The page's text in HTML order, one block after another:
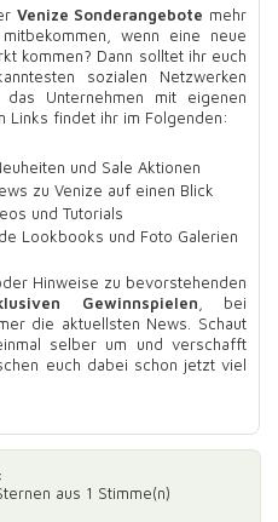
Venize Sonderangebote mehr
wenn eine neue
kommen? Dann solltet ihr euch
sozialen Netzwerken
Unternehmen mit eigenen
Links findet ihr im Folgenden:
und Sale Aktionen
zu Venize auf einen Blick
und Tutorials
Lookbooks und Foto Galerien
Hinweise zu bevorstehenden
Gewinnspielen , bei
die aktuellsten News. Schaut
selber um und verschafft
euch dabei schon jetzt viel
:
aus 1 Stimme(n)